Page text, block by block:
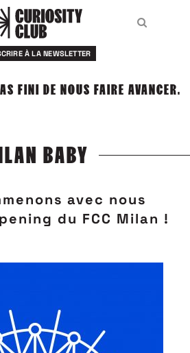
À LA NEWSLETTER
FINI DE NOUS FAIRE AVANCER.
BABY
avec nous
du FCC Milan !